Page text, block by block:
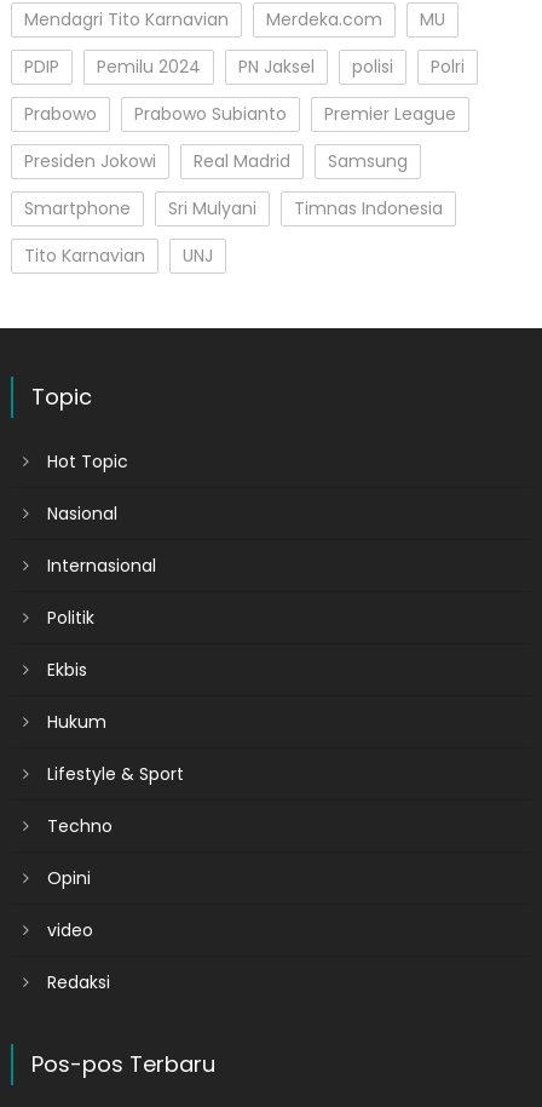
Mendagri Tito Karnavian
Merdeka.com
MU
PDIP
Pemilu 2024 PN Jaksel polisi
Polri
Prabowo
Prabowo Subianto
Premier League
Presiden Jokowi
Real Madrid
Samsung
Smartphone
Sri Mulyani
Timnas Indonesia
Tito Karnavian
UNJ
Topic
Hot Topic
Nasional
Internasional
Politik
Ekbis
Hukum
Lifestyle & Sport
Techno
Opini
video
Redaksi
Pos-pos Terbaru